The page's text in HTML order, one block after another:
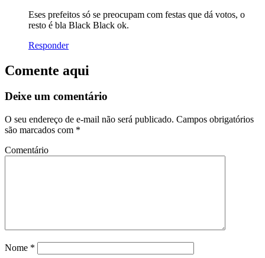
Eses prefeitos só se preocupam com festas que dá votos, o
resto é bla Black Black ok.
Responder
Comente aqui
Deixe um comentário
O seu endereço de e-mail não será publicado. Campos obrigatórios
são marcados com *
Comentário
Nome *